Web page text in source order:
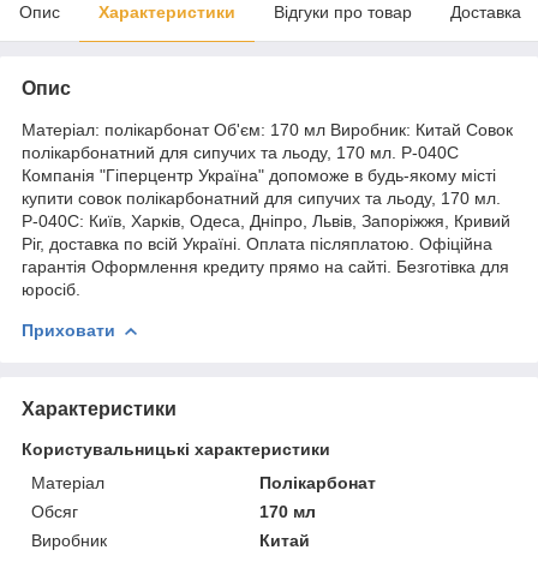
Опис Характеристики Відгуки про товар Доставка
Опис
Матеріал: полікарбонат Об'єм: 170 мл Виробник: Китай Совок
полікарбонатний для сипучих та льоду, 170 мл. P-040C
Компанія "Гіперцентр Україна" допоможе в будь-якому місті
купити совок полікарбонатний для сипучих та льоду, 170 мл.
P-040C: Київ, Харків, Одеса, Дніпро, Львів, Запоріжжя, Кривий
Ріг, доставка по всій Україні. Оплата післяплатою. Офіційна
гарантія Оформлення кредиту прямо на сайті. Безготівка для
юросіб.
Приховати
Характеристики
Користувальницькі характеристики
Матеріал
Полікарбонат
Обсяг
170 мл
Виробник
Китай